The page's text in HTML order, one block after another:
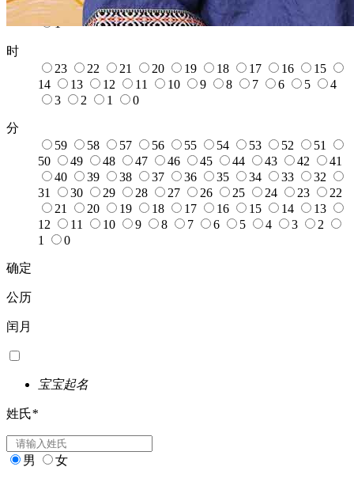
12
11 10 9 8 7 4
1
时
23
22 21 20 19 18 17 16
15
14
13 12 11 10 9 8 7 6 5
4
3
2 1 0
分
59
58 57 56 55 54 53 52
51
50
49 48 47 46 45 44 43 42
41
40
39 38 37 36 35 34 33
32
31
30 29 28 27 26 25 24 23
22
21
20 19 18 17 16 15 14
13
12
11 10 9 8 7 6 5 4 3
2
1
0
确定
公历
闰月
宝宝起名
姓氏*
男 女